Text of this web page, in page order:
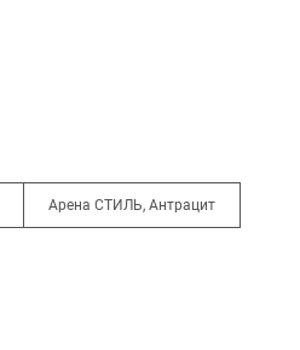
Арена СТИЛЬ, Антрацит